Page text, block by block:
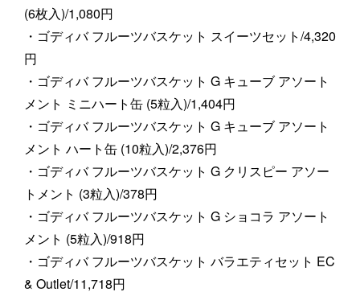
(6枚入)/1,080円
・ゴディバ フルーツバスケット スイーツセット/4,320
円
・ゴディバ フルーツバスケット G キューブ アソート
メント ミニハート缶 (5粒入)/1,404円
・ゴディバ フルーツバスケット G キューブ アソート
メント ハート缶 (10粒入)/2,376円
・ゴディバ フルーツバスケット G クリスピー アソー
トメント (3粒入)/378円
・ゴディバ フルーツバスケット G ショコラ アソート
メント (5粒入)/918円
・ゴディバ フルーツバスケット バラエティセット EC
& Outlet/11,718円